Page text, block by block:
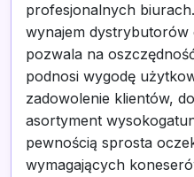
profesjonalnych
wynajem
pozwala na
podnosi wygodę
zadowolenie klientów,
asortyment
pewnością sprosta
wymagających